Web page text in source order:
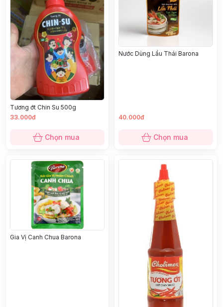
Tương ớt Chin Su 500g
33.000đ
Chọn mua
Nước Dùng Lẩu Thái Barona
40.000đ
Chọn mua
Gia Vị Canh Chua Barona